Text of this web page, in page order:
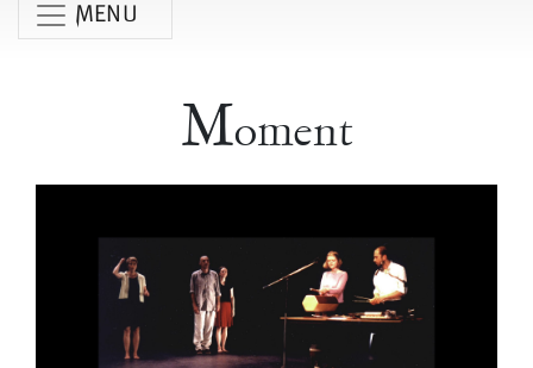
MENU
Carlotta Sagna Catherine Rees
Claudia Triozzi
Eric Houzelot
Filipe Lourenco François Bouteau
François Combemorel Françoise Rognerud
Frédéric Vaillant
Moment